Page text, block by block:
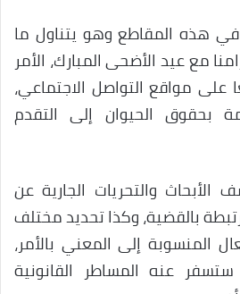
هذه المقاطع وهو يتناول ما
مع عيد الأضحى المبارك، الأمر
على مواقع التواصل الاجتماعي،
بحقوق الحيوان إلى التقدم
والتحريات الجارية عن
بالقضية، وكذا تحديد مختلف
المنسوبة إلى المعني بالأمر،
عنه المساطر القانونية